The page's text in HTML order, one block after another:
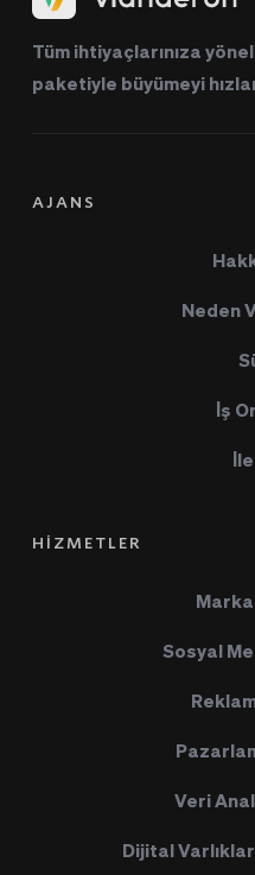
Tüm ihtiyaçlarınıza
paketiyle büyümeyi
AJANS
Neden
İş
HİZMETLER
Sosyal
Veri
Dijital